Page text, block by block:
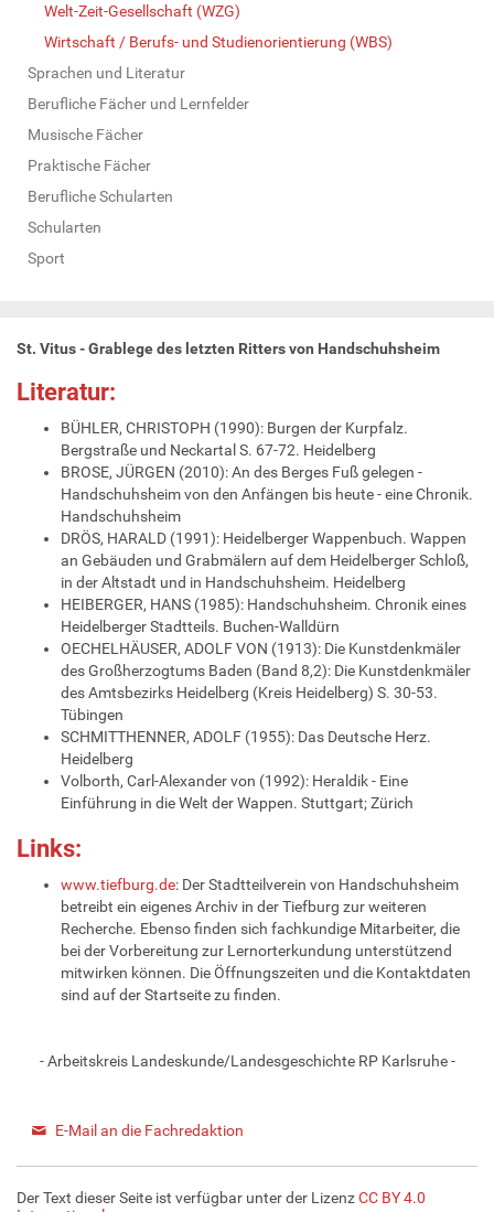
Welt-Zeit-Gesellschaft (WZG)
Wirtschaft / Berufs- und Studienorientierung (WBS)
Sprachen und Literatur
Berufliche Fächer und Lernfelder
Musische Fächer
Praktische Fächer
Berufliche Schularten
Schularten
Sport
St. Vitus - Grablege des letzten Ritters von Handschuhsheim
Literatur:
BÜHLER, CHRISTOPH (1990): Burgen der Kurpfalz.
Bergstraße und Neckartal S. 67-72. Heidelberg
BROSE, JÜRGEN (2010): An des Berges Fuß gelegen -
Handschuhsheim von den Anfängen bis heute - eine Chronik.
Handschuhsheim
DRÖS, HARALD (1991): Heidelberger Wappenbuch. Wappen
an Gebäuden und Grabmälern auf dem Heidelberger Schloß,
in der Altstadt und in Handschuhsheim. Heidelberg
HEIBERGER, HANS (1985): Handschuhsheim. Chronik eines
Heidelberger Stadtteils. Buchen-Walldürn
OECHELHÄUSER, ADOLF VON (1913): Die Kunstdenkmäler
des Großherzogtums Baden (Band 8,2): Die Kunstdenkmäler
des Amtsbezirks Heidelberg (Kreis Heidelberg) S. 30-53.
Tübingen
SCHMITTHENNER, ADOLF (1955): Das Deutsche Herz.
Heidelberg
Volborth, Carl-Alexander von (1992): Heraldik - Eine
Einführung in die Welt der Wappen. Stuttgart; Zürich
Links:
www.tiefburg.de: Der Stadtteilverein von Handschuhsheim
betreibt ein eigenes Archiv in der Tiefburg zur weiteren
Recherche. Ebenso finden sich fachkundige Mitarbeiter, die
bei der Vorbereitung zur Lernorterkundung unterstützend
mitwirken können. Die Öffnungszeiten und die Kontaktdaten
sind auf der Startseite zu finden.
- Arbeitskreis Landeskunde/Landesgeschichte RP Karlsruhe -
E-Mail an die Fachredaktion
Der Text dieser Seite ist verfügbar unter der LizenzCC BY 4.0